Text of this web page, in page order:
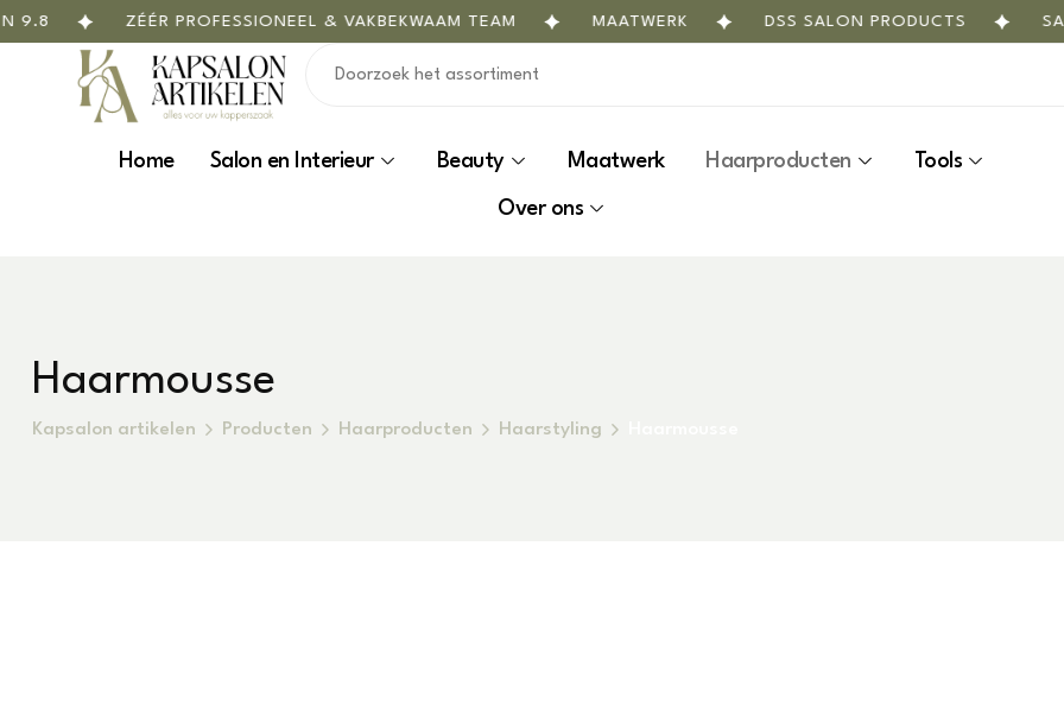
ZÉÉR PROFESSIONEEL & VAKBEKWAAM TEAM MAATWERK DSS SALON PRODUCTS
Home Salon en Interieur Beauty Maatwerk Haarproducten Tools
Over ons
Haarmousse
Kapsalon artikelen Producten Haarproducten Haarstyling